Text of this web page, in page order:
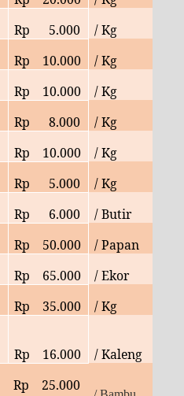
Rp 5.000
/ Kg
Rp 10.000
/ Kg
Rp 10.000
/ Kg
Rp 8.000
/ Kg
Rp 10.000
/ Kg
Rp 5.000
/ Kg
Rp 6.000
/ Butir
Rp 50.000
/ Papan
Rp 65.000
/ Ekor
Rp 35.000
/ Kg
Rp 16.000
/ Kaleng
Rp
25.000